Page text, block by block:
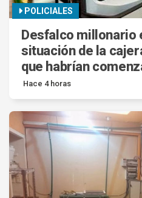
POLICIALES
Desfalco millonario
situación de la
que habrían
Hace 4 horas